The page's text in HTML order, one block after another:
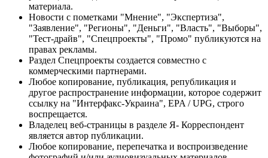
материала.
Новости с пометками "Мнение", "Экспертиза",
"Заявление", "Регионы", "Деньги", "Власть", "Выборы",
"Тест-драйв", "Спецпроекты", "Промо" публикуются на
правах рекламы.
Раздел Спецпроекты создается совместно с
коммерческими партнерами.
Любое копирование, публикация, републикация и
другое распространение информации, которое содержит
ссылку на "Интерфакс-Украина", EPA / UPG, строго
воспрещается.
Владелец веб-страницы в разделе Я- Корреспондент
является автор публикации.
Любое копирование, перепечатка и воспроизведение